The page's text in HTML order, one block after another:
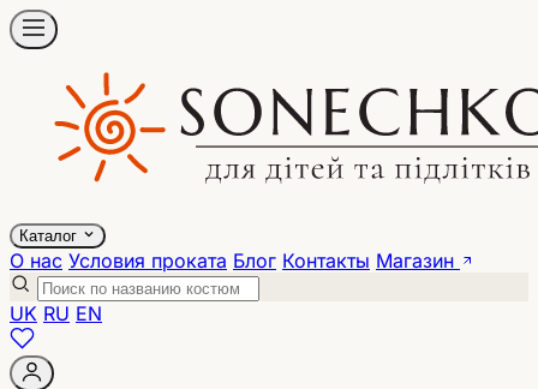
Каталог
О нас Условия проката Блог Контакты Магазин
UK RU EN